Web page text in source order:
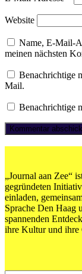
Website
Name, E-Mail-
meinen nächsten
Benachrichtige
Mail.
Benachrichtige
„Journal aan Zee“
gegründeten
einladen,
Sprache Den Haag
spannenden
ihre Kultur und ihre